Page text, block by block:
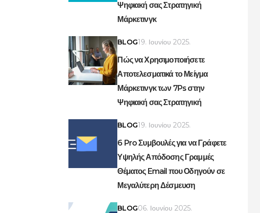
Ψηφιακή σας Στρατηγική
Μάρκετινγκ
BLOG19. Ιουνίου 2025.
Πώς να Χρησιμοποιήσετε
Αποτελεσματικά το Μείγμα
Μάρκετινγκ των 7Ps στην
Ψηφιακή σας Στρατηγική
BLOG19. Ιουνίου 2025.
6 Pro Συμβουλές για να Γράφετε
Υψηλής Απόδοσης Γραμμές
Θέματος Email που Οδηγούν σε
Μεγαλύτερη Δέσμευση
BLOG06. Ιουνίου 2025.